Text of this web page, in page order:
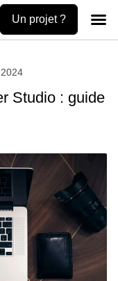
Un projet ?
Studio : guide